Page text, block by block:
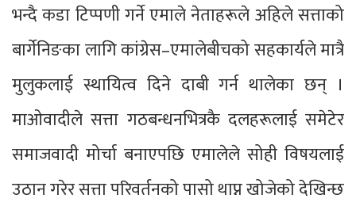
भन्दै कडा टिप्पणी गर्ने एमाले नेताहरूले अहिले सत्ताको
बार्गेनिङका लागि कांग्रेस–एमालेबीचको सहकार्यले मात्रै
मुलुकलाई स्थायित्व दिने दाबी गर्न थालेका छन् ।
माओवादीले सत्ता गठबन्धनभित्रकै दलहरूलाई समेटेर
समाजवादी मोर्चा बनाएपछि एमालेले सोही विषयलाई
उठान गरेर सत्ता परिवर्तनको पासो थाप्न खोजेको देखिन्छ